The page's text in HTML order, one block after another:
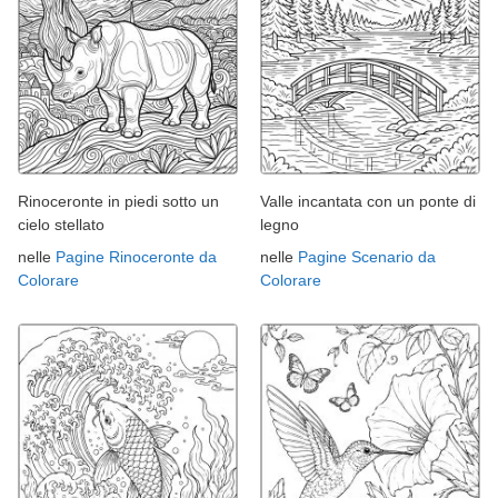
Rinoceronte in piedi sotto un
cielo stellato
nelle Pagine Rinoceronte da
Colorare
Valle incantata con un ponte di
legno
nelle Pagine Scenario da
Colorare